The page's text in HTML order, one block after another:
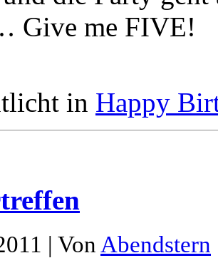
Give me FIVE!
in Happy
| Von Abendstern